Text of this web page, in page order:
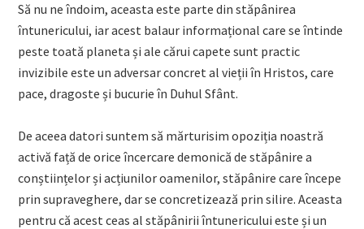
Să nu ne îndoim, aceasta este parte din stăpânirea
întunericului, iar acest balaur informațional care se întinde
peste toată planeta și ale cărui capete sunt practic
invizibile este un adversar concret al vieții în Hristos, care
pace, dragoste și bucurie în Duhul Sfânt.
De aceea datori suntem să mărturisim opoziția noastră
activă față de orice încercare demonică de stăpânire a
conștiințelor și acțiunilor oamenilor, stăpânire care începe
prin supraveghere, dar se concretizează prin silire. Aceasta
pentru că acest ceas al stăpânirii întunericului este și un